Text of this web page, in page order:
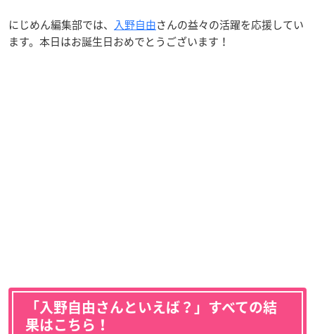
にじめん編集部では、 入野自由さんの益々の活躍を応援してい
ます。本日はお誕生日おめでとうございます！
「入野自由さんといえば？」すべての結
果はこちら！